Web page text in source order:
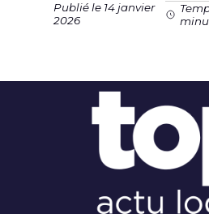
Publié le 14 janvier
2026